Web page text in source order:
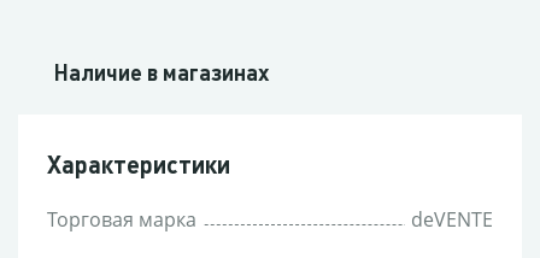
Наличие в магазинах
Характеристики
Торговая марка deVENTE